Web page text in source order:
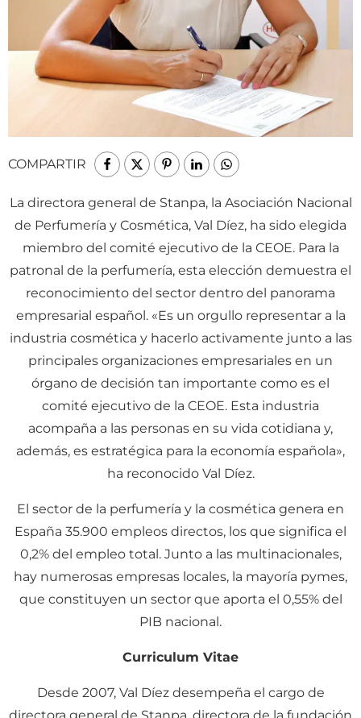
COMPARTIR
La directora general de Stanpa, la Asociación Nacional
de Perfumería y Cosmética, Val Díez, ha sido elegida
miembro del comité ejecutivo de la CEOE. Para la
patronal de la perfumería, esta elección demuestra el
reconocimiento del sector dentro del panorama
empresarial español. «Es un orgullo representar a la
industria cosmética y hacerlo activamente junto a las
principales organizaciones empresariales en un
órgano de decisión tan importante como es el
comité ejecutivo de la CEOE. Esta industria
acompaña a las personas en su vida cotidiana y,
además, es estratégica para la economía española»,
ha reconocido Val Díez.
El sector de la perfumería y la cosmética genera en
España 35.900 empleos directos, los que significa el
0,2% del empleo total. Junto a las multinacionales,
hay numerosas empresas locales, la mayoría pymes,
que constituyen un sector que aporta el 0,55% del
PIB nacional.
Curriculum Vitae
Desde 2007, Val Díez desempeña el cargo de